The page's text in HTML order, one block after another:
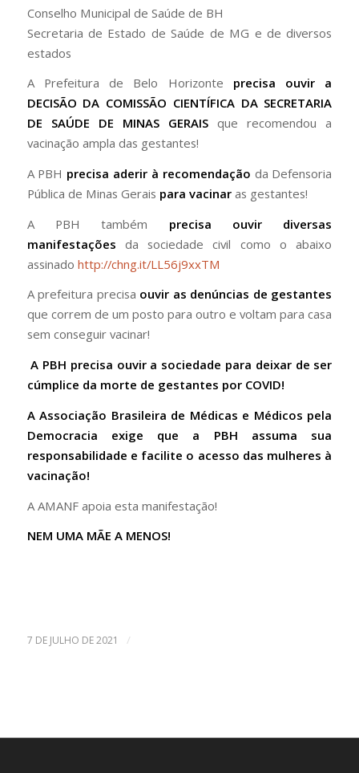
Conselho Municipal de Saúde de BH
Secretaria de Estado de Saúde de MG e de diversos
estados
A Prefeitura de Belo Horizonte precisa ouvir a
DECISÃO DA COMISSÃO CIENTÍFICA DA SECRETARIA
DE SAÚDE DE MINAS GERAISque recomendou a
vacinação ampla das gestantes!
A PBH precisa aderir à recomendação da Defensoria
Pública de Minas Gerais para vacinaras gestantes!
A PBH também precisa ouvir diversas
manifestações da sociedade civil como o abaixo
assinado http://chng.it/LL56j9xxTM
A prefeitura precisa ouvir as denúncias de gestantes
que correm de um posto para outro e voltam para casa
sem conseguir vacinar!
A PBH precisa ouvir a sociedade para deixar de ser
cúmplice da morte de gestantes por COVID!
A Associação Brasileira de Médicas e Médicos pela
Democracia exige que a PBH assuma sua
responsabilidade e facilite o acesso das mulheres à
vacinação!
A AMANF apoia esta manifestação!
NEM UMA MÃE A MENOS!
7 DE JULHO DE 2021 /